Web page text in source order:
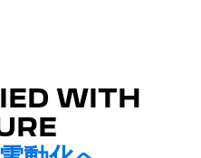
WITH